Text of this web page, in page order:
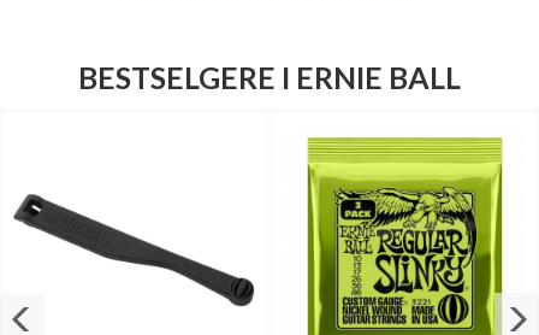
BESTSELGERE I ERNIE BALL